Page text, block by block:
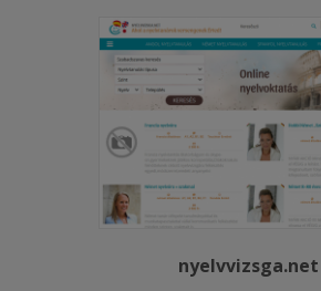
nyelvvizsga.net